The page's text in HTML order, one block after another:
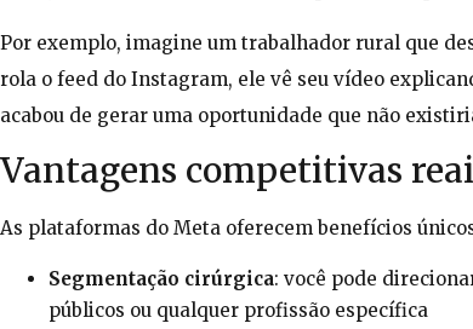
Por exemplo, imagine um trabalhador rural que
rola o feed do Instagram, ele vê seu vídeo
acabou de gerar uma oportunidade que não
Vantagens competitivas
As plataformas do Meta oferecem benefícios
Segmentação cirúrgica: você pode
públicos ou qualquer profissão específica